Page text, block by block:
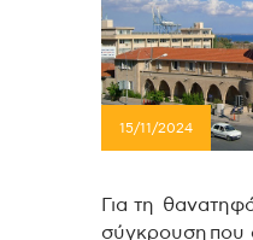
15/11/2024
Για τη
σύγκρουση που